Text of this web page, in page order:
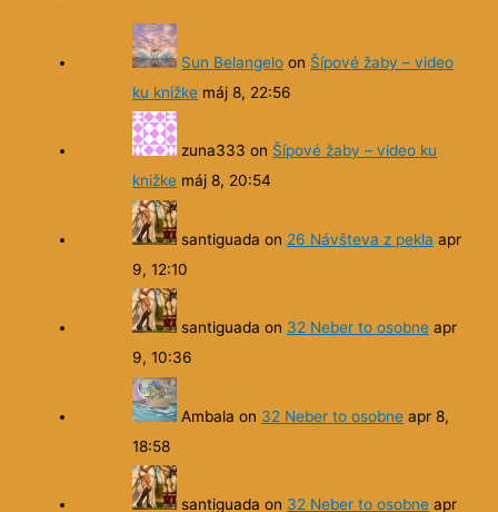
Sun Belangelo on Šípové žaby – video
ku knižke máj 8, 22:56
zuna333 on Šípové žaby – video ku
knižke máj 8, 20:54
santiguada on 26 Návšteva z pekla apr
9, 12:10
santiguada on 32 Neber to osobne apr
9, 10:36
Ambala on 32 Neber to osobne apr 8,
18:58
santiguada on 32 Neber to osobne apr